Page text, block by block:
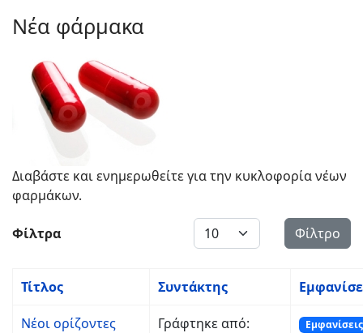
Νέα φάρμακα
Διαβάστε και ενημερωθείτε για την κυκλοφορία νέων
φαρμάκων.
Φίλτρα Εμφάνιση # Φίλτρο
Τίτλος Συντάκτης
Νέοι ορίζοντες
Γράφτηκε από: